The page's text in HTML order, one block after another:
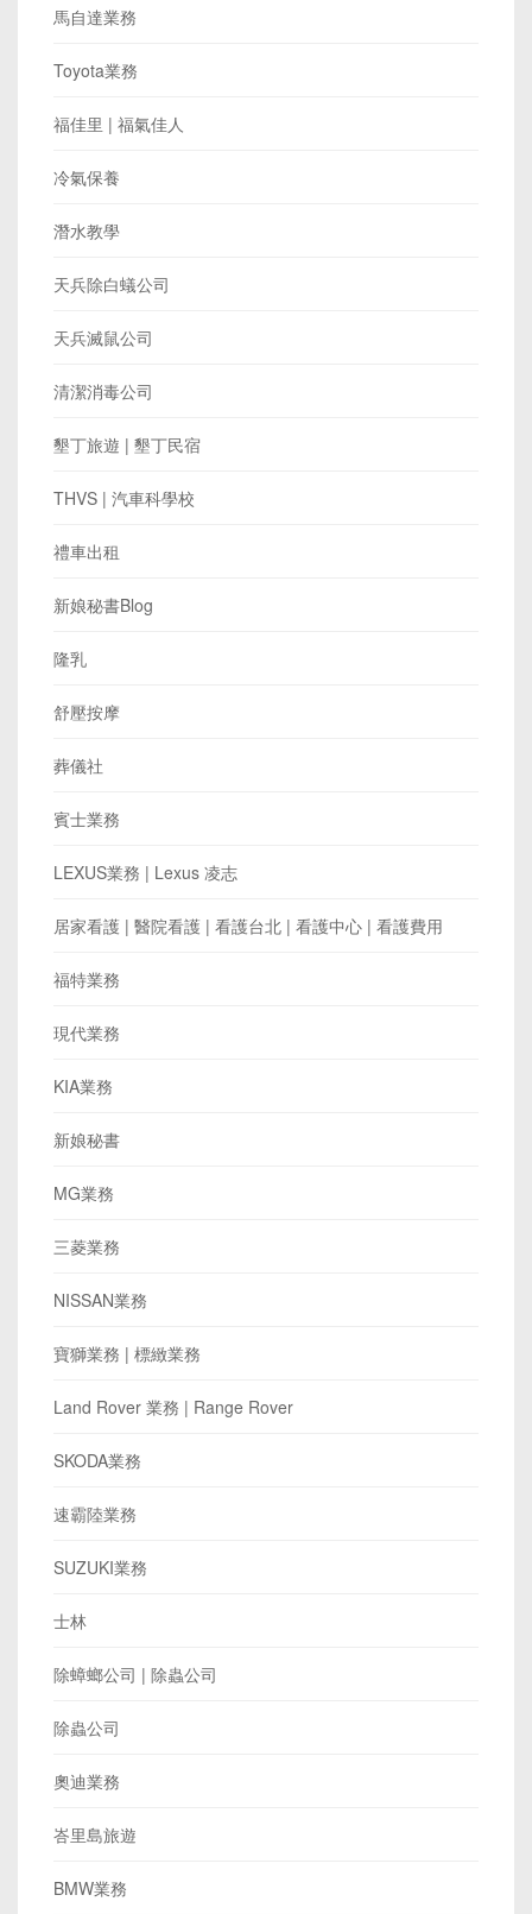
馬自達業務
Toyota業務
福佳里 | 福氣佳人
冷氣保養
潛水教學
天兵除白蟻公司
天兵滅鼠公司
清潔消毒公司
墾丁旅遊 | 墾丁民宿
THVS | 汽車科學校
禮車出租
新娘秘書Blog
隆乳
舒壓按摩
葬儀社
賓士業務
LEXUS業務 | Lexus 凌志
居家看護 | 醫院看護 | 看護台北 | 看護中心 | 看護費用
福特業務
現代業務
KIA業務
新娘秘書
MG業務
三菱業務
NISSAN業務
寶獅業務 | 標緻業務
Land Rover 業務 | Range Rover
SKODA業務
速霸陸業務
SUZUKI業務
士林
除蟑螂公司 | 除蟲公司
除蟲公司
奧迪業務
峇里島旅遊
BMW業務